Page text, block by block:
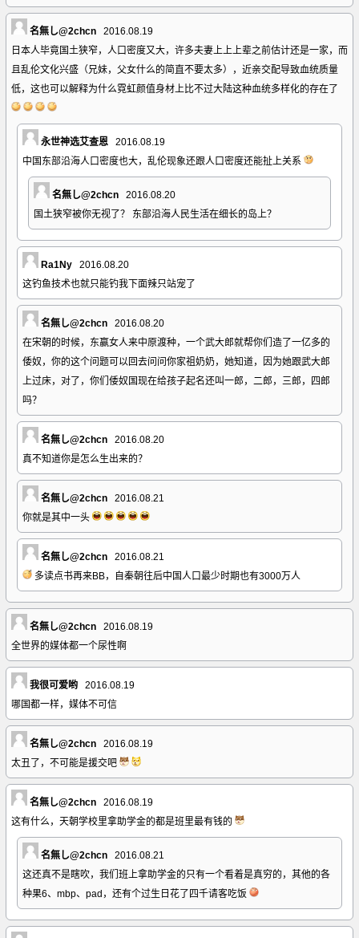
名無し@2chcn
2016.08.19
日本人毕竟国土狭窄，人口密度又大，许多夫妻上上上辈之前估计还是一家，而
且乱伦文化兴盛（兄妹，父女什么的简直不要太多），近亲交配导致血统质量
低，这也可以解释为什么霓虹颜值身材上比不过大陆这种血统多样化的存在了
永世神选艾查恩
2016.08.19
中国东部沿海人口密度也大，乱伦现象还跟人口密度还能扯上关系
名無し@2chcn
2016.08.20
国土狭窄被你无视了？ 东部沿海人民生活在细长的岛上？
Ra1Ny
2016.08.20
这钓鱼技术也就只能钓我下面辣只站宠了
名無し@2chcn
2016.08.20
在宋朝的时候，东赢女人来中原渡种，一个武大郎就帮你们造了一亿多的
倭奴，你的这个问题可以回去问问你家祖奶奶，她知道，因为她跟武大郎
上过床，对了，你们倭奴国现在给孩子起名还叫一郎，二郎，三郎，四郎
吗？
名無し@2chcn
2016.08.20
真不知道你是怎么生出来的？
名無し@2chcn
2016.08.21
你就是其中一头
名無し@2chcn
2016.08.21
多读点书再来BB，自秦朝往后中国人口最少时期也有3000万人
名無し@2chcn
2016.08.19
全世界的媒体都一个尿性啊
我很可爱哟
2016.08.19
哪国都一样，媒体不可信
名無し@2chcn
2016.08.19
太丑了，不可能是援交吧
名無し@2chcn
2016.08.19
这有什么，天朝学校里拿助学金的都是班里最有钱的
名無し@2chcn
2016.08.21
这还真不是瞎吹，我们班上拿助学金的只有一个看着是真穷的，其他的各
种果6、mbp、pad，还有个过生日花了四千请客吃饭